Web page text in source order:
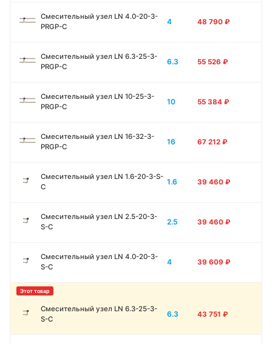
Смесительный узел LN 4.0-20-3-
PRGP-C
4 48 790 ₽
Смесительный узел LN 6.3-25-3-
PRGP-C
6.3 55 526 ₽
Смесительный узел LN 10-25-3-
PRGP-C
10 55 384 ₽
Смесительный узел LN 16-32-3-
PRGP-C
16 67 212 ₽
Смесительный узел LN 1.6-20-3-S-
C
1.6 39 460 ₽
Смесительный узел LN 2.5-20-3-
S-C
2.5 39 460 ₽
Смесительный узел LN 4.0-20-3-
S-C
4 39 609 ₽
Смесительный узел LN 6.3-25-3-
S-C
6.3 43 751 ₽